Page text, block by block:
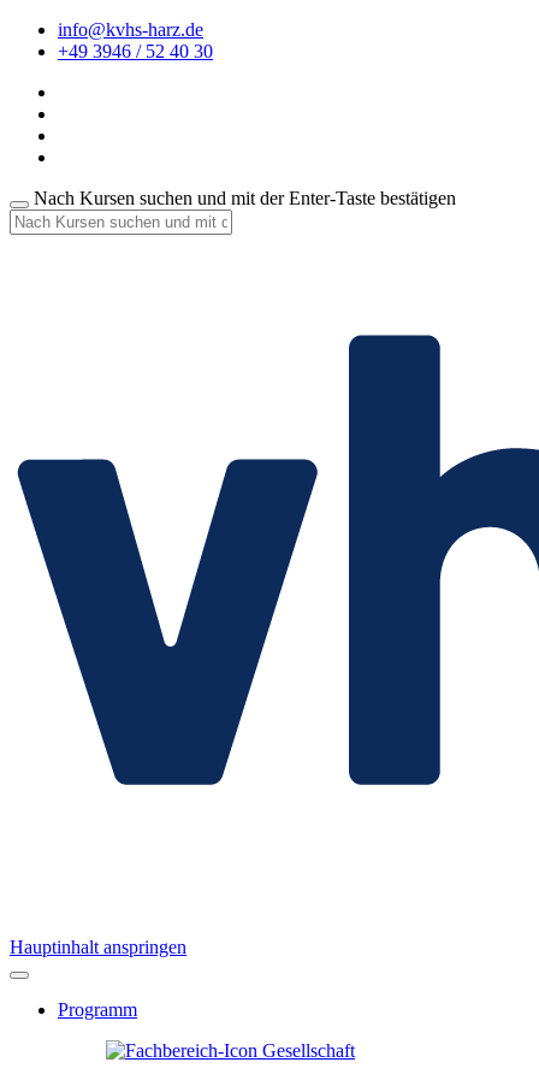
info@kvhs-harz.de
+49 3946 / 52 40 30
Nach Kursen suchen und mit der Enter-Taste bestätigen
Hauptinhalt anspringen
Programm